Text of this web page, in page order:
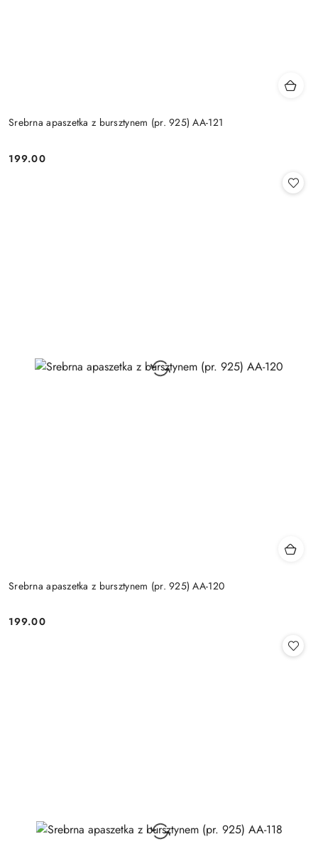
Srebrna apaszetka z bursztynem (pr. 925) AA-121
Cena:
199.00
Srebrna apaszetka z bursztynem (pr. 925) AA-120
Cena:
199.00